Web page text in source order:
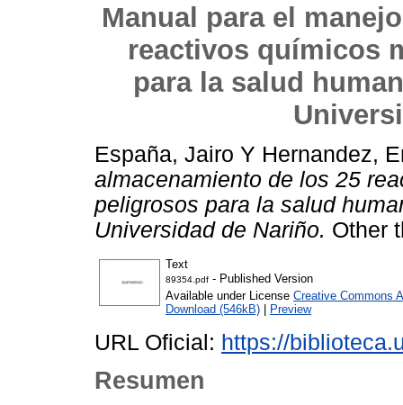
Manual para el
reactivos químicos
para la salud
España, Jairo Y Hernandez,
almacenamiento de los 25
peligrosos para la salud
Universidad de Nariño. Other
Text
89354.pdf - Published Version
Available under License Creative Commons
Download (546kB)
Preview
URL Oficial: https://
Resumen